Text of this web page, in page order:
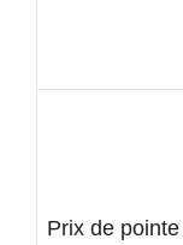
Prix de pointe